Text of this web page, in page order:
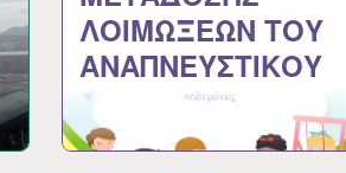
ΛΟΙΜΩΞΕΩΝ ΤΟΥ
ΑΝΑΠΝΕΥΣΤΙΚΟΥ